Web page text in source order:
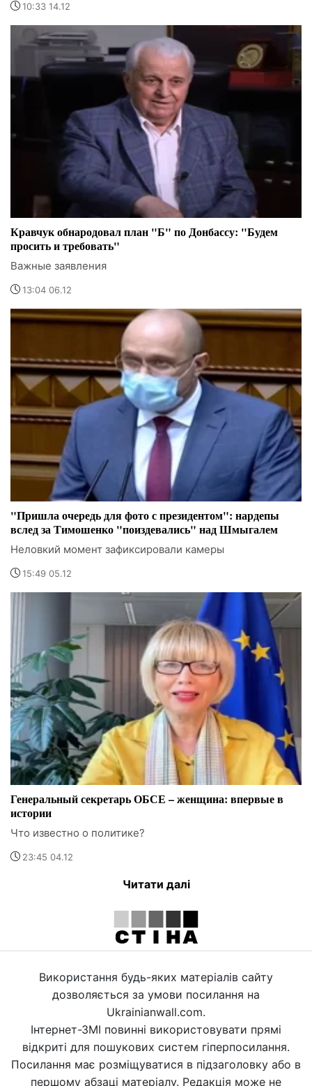
10:33 14.12
Кравчук обнародовал план "Б" по Донбассу: "Будем
просить и требовать"
Важные заявления
13:04 06.12
"Пришла очередь для фото с президентом": нардепы
вслед за Тимошенко "поиздевались" над Шмыгалем
Неловкий момент зафиксировали камеры
15:49 05.12
Генеральный секретарь ОБСЕ – женщина: впервые в
истории
Что известно о политике?
23:45 04.12
Читати далі
Використання будь-яких матеріалів сайту
дозволяється за умови посилання на
Ukrainianwall.com.
Інтернет-ЗМІ повинні використовувати прямі
відкриті для пошукових систем гіперпосилання.
Посилання має розміщуватися в підзаголовку або в
першому абзаці матеріалу. Редакція може не